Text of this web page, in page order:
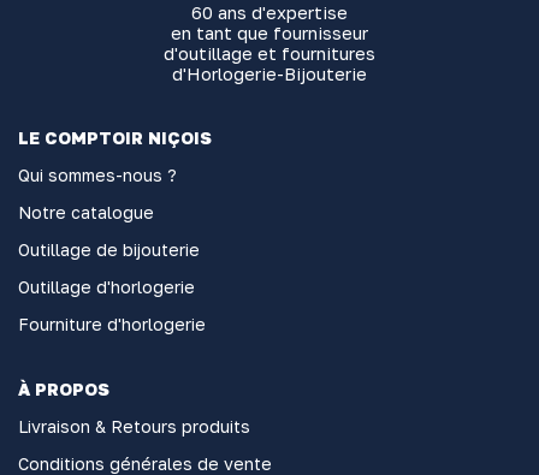
60 ans d'expertise
en tant que fournisseur
d'outillage et fournitures
d'Horlogerie-Bijouterie
LE COMPTOIR NIÇOIS
Qui sommes-nous ?
Notre catalogue
Outillage de bijouterie
Outillage d'horlogerie
Fourniture d'horlogerie
À PROPOS
Livraison & Retours produits
Conditions générales de vente